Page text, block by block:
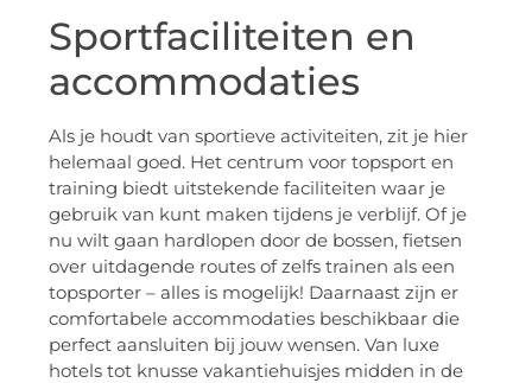
Sportfaciliteiten en
accommodaties
Als je houdt van sportieve activiteiten, zit je hier
helemaal goed. Het centrum voor topsport en
training biedt uitstekende faciliteiten waar je
gebruik van kunt maken tijdens je verblijf. Of je
nu wilt gaan hardlopen door de bossen, fietsen
over uitdagende routes of zelfs trainen als een
topsporter – alles is mogelijk! Daarnaast zijn er
comfortabele accommodaties beschikbaar die
perfect aansluiten bij jouw wensen. Van luxe
hotels tot knusse vakantiehuisjes midden in de